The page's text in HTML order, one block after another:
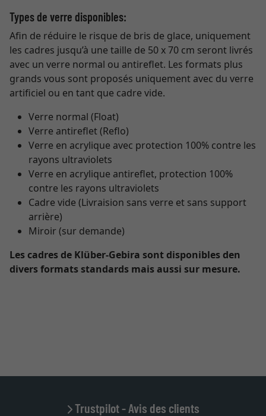
Types de verre disponibles:
Afin de réduire le risque de bris de glace, uniquement
les cadres jusqu’à une taille de 50 x 70 cm seront livrés
avec un verre normal ou antireflet. Les formats plus
grands vous sont proposés uniquement avec du verre
artificiel ou en tant que cadre vide.
Verre normal (Float)
Verre antireflet (Reflo)
Verre en acrylique avec protection 100% contre les
rayons ultraviolets
Verre en acrylique antireflet, protection 100%
contre les rayons ultraviolets
Cadre vide (Livraision sans verre et sans support
arrière)
Miroir (sur demande)
Les cadres de Klüber-Gebira sont disponibles den
divers formats standards mais aussi sur mesure.
Trustpilot - Avis des clients